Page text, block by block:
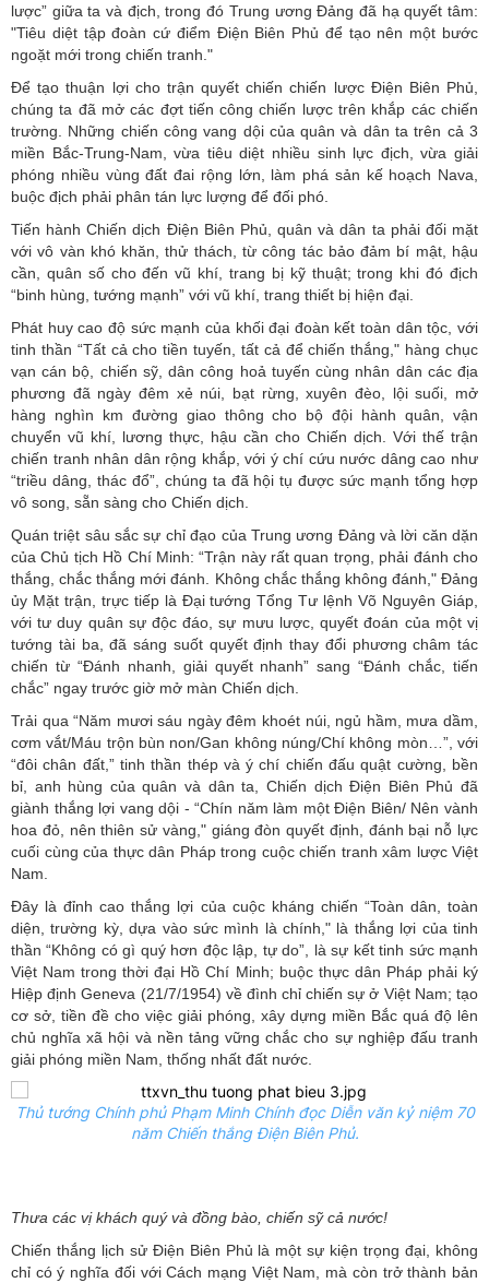
lược” giữa ta và địch, trong đó Trung ương Đảng đã hạ quyết tâm:
"Tiêu diệt tập đoàn cứ điểm Điện Biên Phủ để tạo nên một bước
ngoặt mới trong chiến tranh."
Để tạo thuận lợi cho trận quyết chiến chiến lược Điện Biên Phủ,
chúng ta đã mở các đợt tiến công chiến lược trên khắp các chiến
trường. Những chiến công vang dội của quân và dân ta trên cả 3
miền Bắc-Trung-Nam, vừa tiêu diệt nhiều sinh lực địch, vừa giải
phóng nhiều vùng đất đai rộng lớn, làm phá sản kế hoạch Nava,
buộc địch phải phân tán lực lượng để đối phó.
Tiến hành Chiến dịch Điện Biên Phủ, quân và dân ta phải đối mặt
với vô vàn khó khăn, thử thách, từ công tác bảo đảm bí mật, hậu
cần, quân số cho đến vũ khí, trang bị kỹ thuật; trong khi đó địch
“binh hùng, tướng mạnh” với vũ khí, trang thiết bị hiện đại.
Phát huy cao độ sức mạnh của khối đại đoàn kết toàn dân tộc, với
tinh thần “Tất cả cho tiền tuyến, tất cả để chiến thắng," hàng chục
vạn cán bộ, chiến sỹ, dân công hoả tuyến cùng nhân dân các địa
phương đã ngày đêm xẻ núi, bạt rừng, xuyên đèo, lội suối, mở
hàng nghìn km đường giao thông cho bộ đội hành quân, vận
chuyển vũ khí, lương thực, hậu cần cho Chiến dịch. Với thế trận
chiến tranh nhân dân rộng khắp, với ý chí cứu nước dâng cao như
“triều dâng, thác đổ”, chúng ta đã hội tụ được sức mạnh tổng hợp
vô song, sẵn sàng cho Chiến dịch.
Quán triệt sâu sắc sự chỉ đạo của Trung ương Đảng và lời căn dặn
của Chủ tịch Hồ Chí Minh: “Trận này rất quan trọng, phải đánh cho
thắng, chắc thắng mới đánh. Không chắc thắng không đánh," Đảng
ủy Mặt trận, trực tiếp là Đại tướng Tổng Tư lệnh Võ Nguyên Giáp,
với tư duy quân sự độc đáo, sự mưu lược, quyết đoán của một vị
tướng tài ba, đã sáng suốt quyết định thay đổi phương châm tác
chiến từ “Đánh nhanh, giải quyết nhanh” sang “Đánh chắc, tiến
chắc” ngay trước giờ mở màn Chiến dịch.
Trải qua “Năm mươi sáu ngày đêm khoét núi, ngủ hầm, mưa dầm,
cơm vắt/Máu trộn bùn non/Gan không núng/Chí không mòn…”, với
“đôi chân đất,” tinh thần thép và ý chí chiến đấu quật cường, bền
bỉ, anh hùng của quân và dân ta, Chiến dịch Điện Biên Phủ đã
giành thắng lợi vang dội - “Chín năm làm một Điện Biên/ Nên vành
hoa đỏ, nên thiên sử vàng," giáng đòn quyết định, đánh bại nỗ lực
cuối cùng của thực dân Pháp trong cuộc chiến tranh xâm lược Việt
Nam.
Đây là đỉnh cao thắng lợi của cuộc kháng chiến “Toàn dân, toàn
diện, trường kỳ, dựa vào sức mình là chính," là thắng lợi của tinh
thần “Không có gì quý hơn độc lập, tự do”, là sự kết tinh sức mạnh
Việt Nam trong thời đại Hồ Chí Minh; buộc thực dân Pháp phải ký
Hiệp định Geneva (21/7/1954) về đình chỉ chiến sự ở Việt Nam; tạo
cơ sở, tiền đề cho việc giải phóng, xây dựng miền Bắc quá độ lên
chủ nghĩa xã hội và nền tảng vững chắc cho sự nghiệp đấu tranh
giải phóng miền Nam, thống nhất đất nước.
Thủ tướng Chính phủ Phạm Minh Chính đọc Diễn văn kỷ niệm 70
năm Chiến thắng Điện Biên Phủ.
Thưa các vị khách quý và đồng bào, chiến sỹ cả nước!
Chiến thắng lịch sử Điện Biên Phủ là một sự kiện trọng đại, không
chỉ có ý nghĩa đối với Cách mạng Việt Nam, mà còn trở thành bản